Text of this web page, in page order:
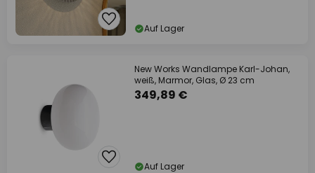
Auf Lager
New Works Wandlampe Karl-Johan,
weiß, Marmor, Glas, Ø 23 cm
349,89 €
Auf Lager